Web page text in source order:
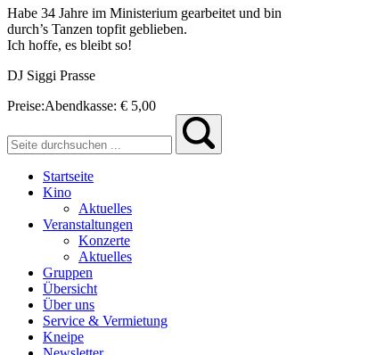
Habe 34 Jahre im Ministerium gearbeitet und bin
durch’s Tanzen topfit geblieben.
Ich hoffe, es bleibt so!
DJ Siggi Prasse
Preise:Abendkasse: € 5,00
Startseite
Kino
Aktuelles
Veranstaltungen
Konzerte
Aktuelles
Gruppen
Übersicht
Über uns
Service & Vermietung
Kneipe